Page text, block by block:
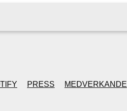
PRESS MEDVERKANDE